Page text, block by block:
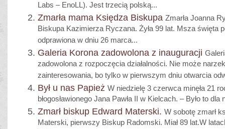
Labs – EnoLL). Jest trzecią polską...
Zmarła mama Księdza Biskupa Zmarła Joanna
Biskupa Kazimierza Ryczana. Żyła 99 lat. Msza święta
odprawiona w dniu 26 marca...
Galeria Korona zadowolona z inauguracji
zadowolona z rozpoczęcia działalności. Nie może
zainteresowania, bo tylko w pierwszym dniu otwarcia
Był u nas Papież W niedzielę 3 czerwca minęła 21
błogosławionego Jana Pawła II w Kielcach. – Było to
Zmarł biskup Edward Materski. W sobotę zmarł
Materski, pierwszy Biskup Radomski. Miał 89 lat.W